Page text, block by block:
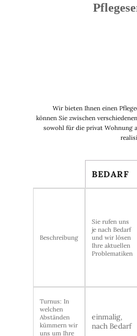
Wir bieten Ihnen einen
können Sie zwischen
sowohl für die privat Wohnung
BEDARF
Beschreibung
Sie rufen uns
je nach Bedarf
und wir lösen
Ihre aktuellen
Problematiken
Turnus: In
welchen
Abständen
kümmern wir
uns um Ihre
einmalig,
nach Bedarf